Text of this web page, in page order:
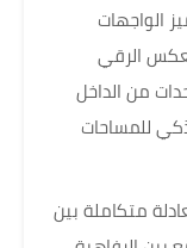
الواجهات
الرقي
من الداخل
للمساحات
متكاملة بين